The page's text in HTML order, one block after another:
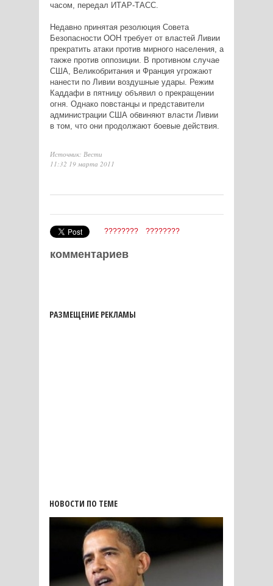
часом, передал ИТАР-ТАСС.
Недавно принятая резолюция Совета
Безопасности ООН требует от властей Ливии
прекратить атаки против мирного населения, а
также против оппозиции. В противном случае
США, Великобритания и Франция угрожают
нанести по Ливии воздушные удары. Режим
Каддафи в пятницу объявил о прекращении
огня. Однако повстанцы и представители
администрации США обвиняют власти Ливии
в том, что они продолжают боевые действия.
Источник: Вести
11:32 19 марта 2011
???????? ????????
комментариев
РАЗМЕЩЕНИЕ РЕКЛАМЫ
НОВОСТИ ПО ТЕМЕ